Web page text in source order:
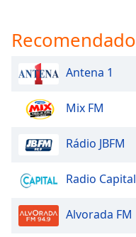
Opacity
Background
Color
Area
Background
Recomendado
Antena 1
Mix FM
Rádio JBFM
Radio Capital
Alvorada FM